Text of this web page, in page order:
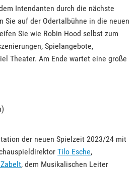
Intendanten durch die nächste
Sie auf der Odertalbühne in die neuen
Sie wie Robin Hood selbst zum
Spielangebote,
Theater. Am Ende wartet eine große
der neuen Spielzeit 2023/24 mit
Tilo Esche,
, dem Musikalischen Leiter